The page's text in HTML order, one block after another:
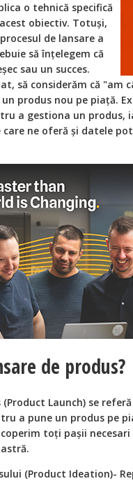
o tehnică specifică
obiectiv. Totuși,
de lansare a
să înțelegem că
sau un succes.
să considerăm că "am
produs nou pe piață.
a gestiona un produs,
ne oferă și datele
de produs?
Launch) se
a pune un produs pe
toți pașii
(Product Ideation)-